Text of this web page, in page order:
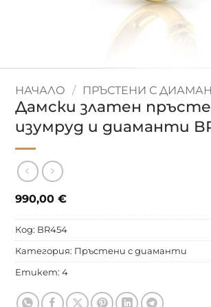
НАЧАЛО / ПРЪСТЕНИ С
Дамски златен
изумруд и диаманти
990,00€
Код: BR454
Категория: Пръстени с диаманти
Етикет:4